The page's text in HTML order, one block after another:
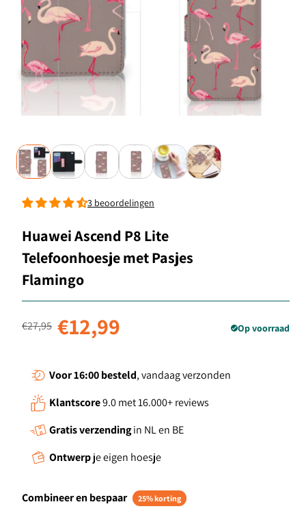
3 beoordelingen
Huawei Ascend P8 Lite
Telefoonhoesje met Pasjes
Flamingo
Normale prijs
€27,95
Aanbiedingsprijs
€12,99 Op voorraad
Voor 16:00besteld, vandaag verzonden
Klantscore9.0 met 16.000+ reviews
Gratis verzendingin NL en BE
Ontwerpje eigen hoesje
Combineer en bespaar 25% korting